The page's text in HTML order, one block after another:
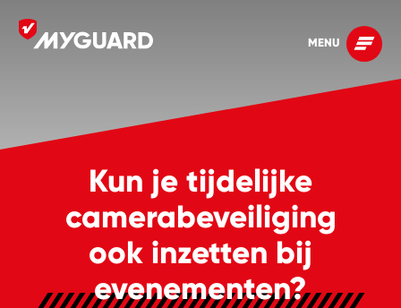
MENU
Kun je tijdelijke
camerabeveiliging
ook inzetten bij
evenementen?